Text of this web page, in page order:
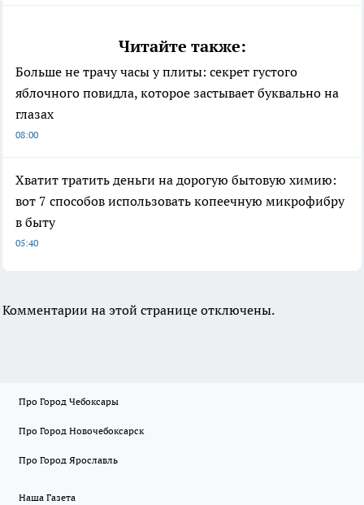
Читайте также:
Больше не трачу часы у плиты: секрет густого
яблочного повидла, которое застывает буквально на
глазах
08:00
Хватит тратить деньги на дорогую бытовую химию:
вот 7 способов использовать копеечную микрофибру
в быту
05:40
Комментарии на этой странице отключены.
Про Город Чебоксары
Про Город Новочебоксарск
Про Город Ярославль
Наша Газета